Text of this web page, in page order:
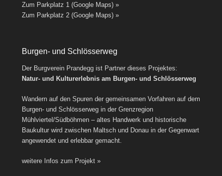
Zum Parkplatz 1 (Google Maps) »
Zum Parkplatz 2 (Google Maps) »
Burgen- und Schlösserweg
Der Burgverein Prandegg ist Partner dieses Projektes:
Natur- und Kulturerlebnis am Burgen- und Schlösserweg
Wandern auf den Spuren der gemeinsamen Vorfahren auf dem
Burgen- und Schlösserweg in der Grenzregion
Mühlviertel/Südböhmen – altes Handwerk und historische
Baukultur wird zwischen Maltsch und Donau in der Gegenwart
angewendet und erlebbar gemacht.
weitere Infos zum Projekt »